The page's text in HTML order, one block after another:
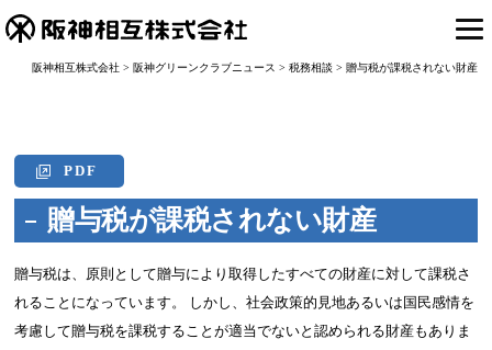
阪神相互株式会社> 阪神グリーンクラブニュース > 税務相談 > 贈与税が課税されない財産
PDF
贈与税が課税されない財産
贈与税は、原則として贈与により取得したすべての財産に対して課税さ
れることになっています。 しかし、社会政策的見地あるいは国民感情を
考慮して贈与税を課税することが適当でないと認められる財産もありま